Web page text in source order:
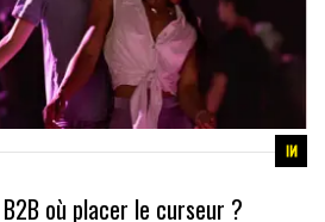
où placer le curseur ?